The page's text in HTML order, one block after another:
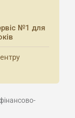
№1 для